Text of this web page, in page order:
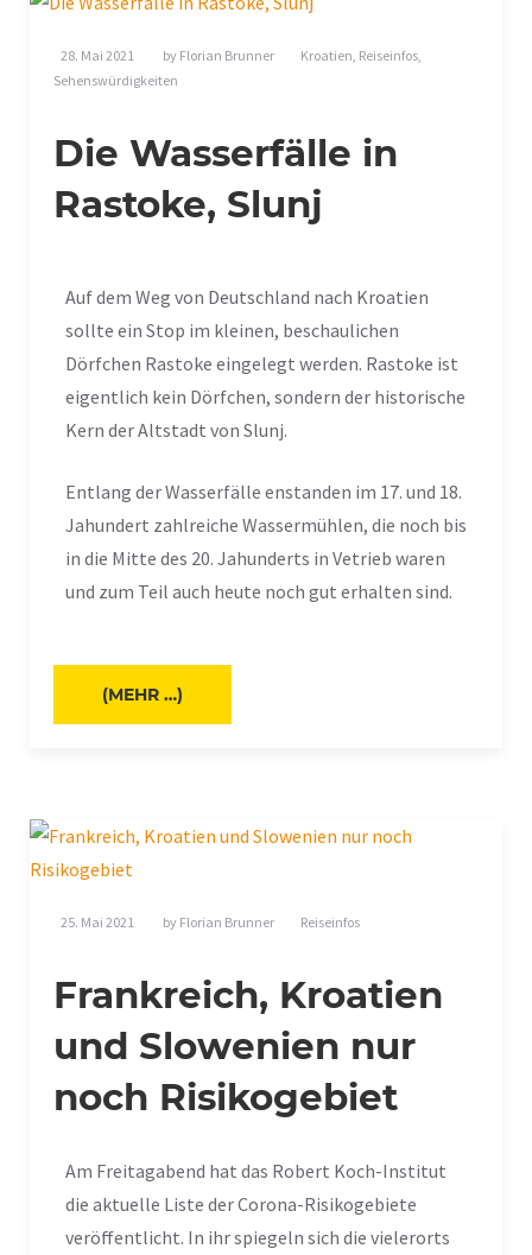
28. Mai 2021 by Florian Brunner Kroatien, Reiseinfos,
Sehenswürdigkeiten
Die Wasserfälle in
Rastoke, Slunj
Auf dem Weg von Deutschland nach Kroatien
sollte ein Stop im kleinen, beschaulichen
Dörfchen Rastoke eingelegt werden. Rastoke ist
eigentlich kein Dörfchen, sondern der historische
Kern der Altstadt von Slunj.
Entlang der Wasserfälle enstanden im 17. und 18.
Jahundert zahlreiche Wassermühlen, die noch bis
in die Mitte des 20. Jahunderts in Vetrieb waren
und zum Teil auch heute noch gut erhalten sind.
(MEHR …)
25. Mai 2021 by Florian Brunner Reiseinfos
Frankreich, Kroatien
und Slowenien nur
noch Risikogebiet
Am Freitagabend hat das Robert Koch-Institut
die aktuelle Liste der Corona-Risikogebiete
veröffentlicht. In ihr spiegeln sich die vielerorts